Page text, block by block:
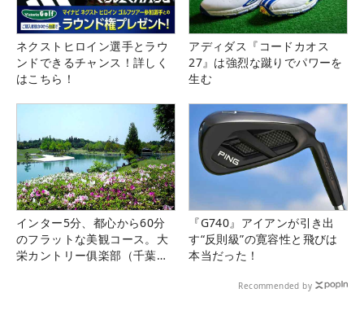
ネクストヒロイン選手とラウ
ンドできるチャンス！詳しく
はこちら！
アディダス『コードカオス
27』は強烈な蹴りでパワーを
生む
インター5分、都心から60分
のフラットな美観コース。大
栄カントリー俱楽部（千葉
『G740』アイアンが引き出
す“反則級”の寛容性と飛びは
本当だった！
Recommended by